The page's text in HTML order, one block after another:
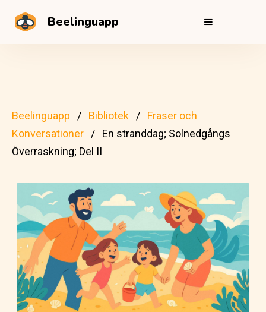
Beelinguapp
Beelinguapp Bibliotek
Fraser och
Konversationer
En stranddag; Solnedgångs
Överraskning; Del II